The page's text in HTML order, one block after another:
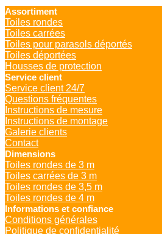
Assortiment
Toiles rondes
Toiles carrées
Toiles pour parasols déportés
Toiles déportées
Housses de protection
Service client
Service client 24/7
Questions fréquentes
Instructions de mesure
Instructions de montage
Galerie clients
Contact
Dimensions
Toiles rondes de 3 m
Toiles carrées de 3 m
Toiles rondes de 3,5 m
Toiles rondes de 4 m
Informations et confiance
Conditions générales
Politique de confidentialité